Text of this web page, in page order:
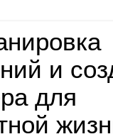
и
для